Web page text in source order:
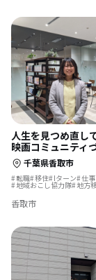
人生を見つめ直し
映画コミュニティ
千葉県香取市
転職 移住 Iターン 仕事
地域おこし協力隊 地方
香取市